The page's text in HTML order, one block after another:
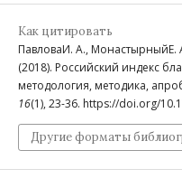
Как цитировать
ПавловаИ. А., МонастырныйЕ.
(2018). Российский индекс
методология, методика,
16(1), 23-36. https://doi.org/
Другие форматы